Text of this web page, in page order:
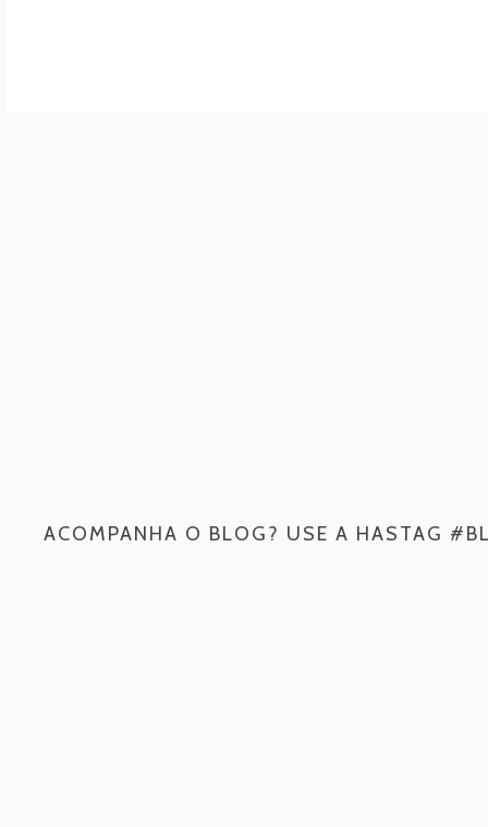
ACOMPANHA O BLOG? USE A HASTAG